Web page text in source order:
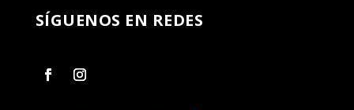
SÍGUENOS EN REDES